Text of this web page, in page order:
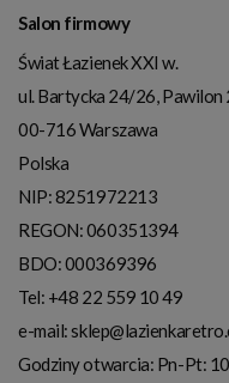
Salon firmowy
Świat Łazienek XXI w.
ul. Bartycka 24/26, Pawilon
00-716Warszawa
Polska
NIP:8251972213
REGON: 060351394
BDO: 000369396
Tel: +48 22 559 10 49
e-mail:
Godziny otwarcia: Pn-Pt: